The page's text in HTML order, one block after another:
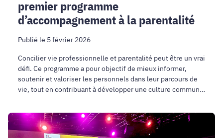
premier programme
d’accompagnement à la parentalité
Publié le 5 février 2026
Concilier vie professionnelle et parentalité peut être un vrai
défi. Ce programme a pour objectif de mieux informer,
soutenir et valoriser les personnels dans leur parcours de
vie, tout en contribuant à développer une culture commune
Céline
Ternon,